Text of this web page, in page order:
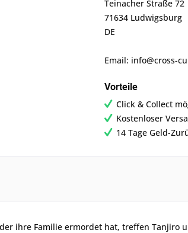
Teinacher Straße 72
71634 Ludwigsburg
DE
Email: info@cross-
Vorteile
Click & Collect
Kostenloser
14 Tage Geld-
ihre Familie ermordet hat, treffen Tanjiro